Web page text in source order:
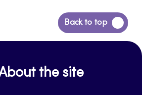
Back to top
Siirry
takaisin
the site